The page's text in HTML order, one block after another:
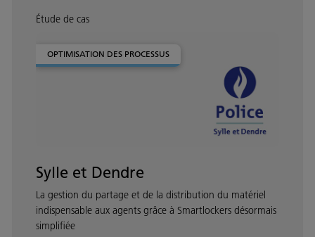
Étude de cas
OPTIMISATION DES PROCESSUS
Sylle et Dendre
La gestion du partage et de la distribution du matériel
indispensable aux agents grâce à Smartlockers désormais
simplifiée